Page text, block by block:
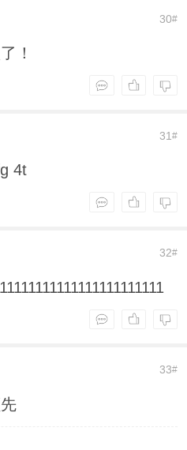
30#
！
31#
4t
32#
33#